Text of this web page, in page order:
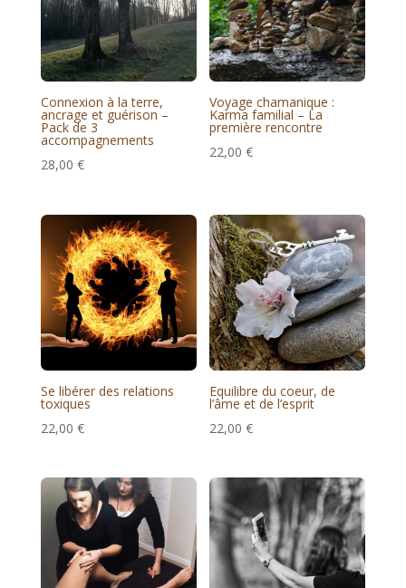
Connexion à la terre,
ancrage et guérison –
Pack de 3
accompagnements
28,00 €
Voyage chamanique :
Karma familial – La
première rencontre
22,00€
Se libérer des relations
toxiques
22,00 €
Equilibre du coeur, de
l’âme et de l’esprit
22,00€